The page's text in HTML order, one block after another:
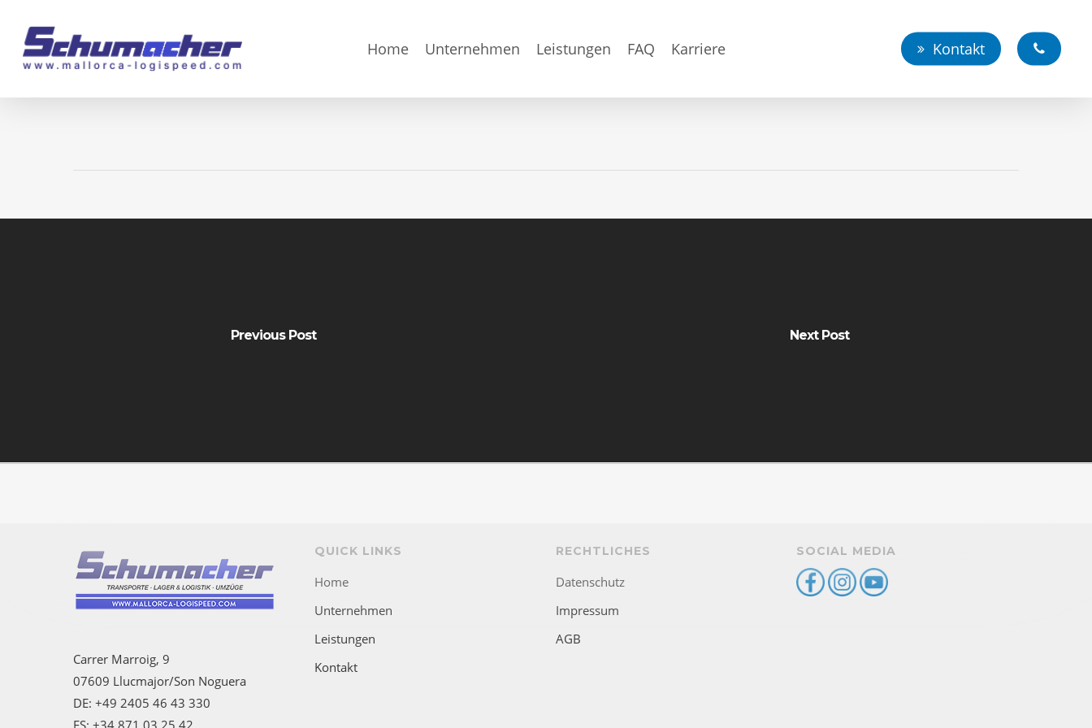
main
Home Unternehmen Leistungen FAQ Karriere Kontakt
Previous Post Next Post
Carrer Marroig, 9
07609 Llucmajor/Son Noguera
DE: +49 2405 46 43 330
ES: +34 871 03 25 42
QUICK LINKS
Home
Unternehmen
Leistungen
Kontakt
RECHTLICHES
Datenschutz
Impressum
AGB
SOCIAL MEDIA